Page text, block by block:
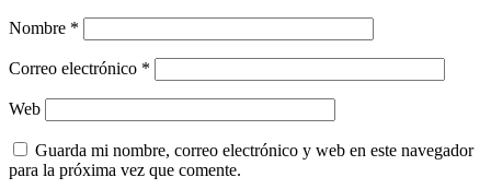
Nombre *
Correo electrónico *
Web
Guarda mi nombre, correo electrónico y web en este navegador
para la próxima vez que comente.